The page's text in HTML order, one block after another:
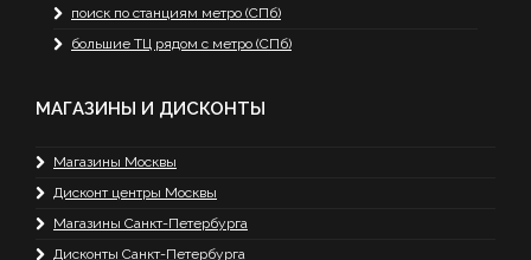
поиск по станциям метро (СПб)
большие ТЦ рядом с метро (СПб)
МАГАЗИНЫ И ДИСКОНТЫ
Магазины Москвы
Дисконт центры Москвы
Магазины Санкт-Петербурга
Дисконты Санкт-Петербурга